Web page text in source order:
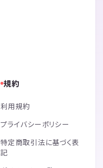
規約
利用規約
プライバシーポリシー
特定商取引法に基づく表
記